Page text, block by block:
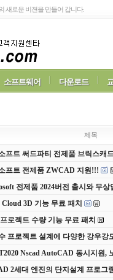
새로운 비젼을 만들어 갑니다.
소프트웨어 다운로드
제목
프트 써드파티 전제품 브릭스캐
프트 전제품 ZWCAD 지원!!!
전제품 2024버전 출시와 무상
Cloud 3D 기능 무료 패치
로젝트 수량 기능 무료 패치
프로젝트 설계에 다양한 강우강
Nscad AutoCAD 동시지원,
2세대 엔진의 단지설계 프로그